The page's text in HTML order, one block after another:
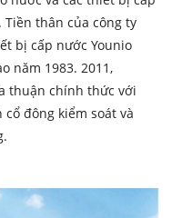
thân của công ty
bị cấp nước Younio
năm 1983. 2011,
thuận chính thức với
đông kiểm soát và